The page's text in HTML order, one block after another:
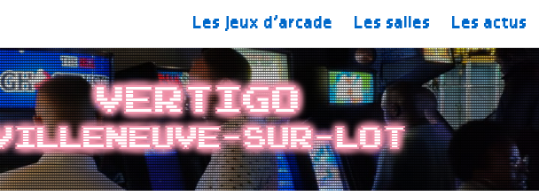
Les jeux d’arcade Les salles Les actus
Vertigo
Sur-Lot